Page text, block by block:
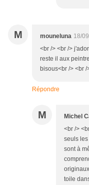
M mouneluna 18/
<br /> <br />
reste il aux
bisous<br /> <br /
Répondre
M Michel
<br />
seuls
sont à
toile